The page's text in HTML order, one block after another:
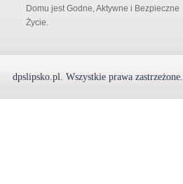
Domu jest Godne, Aktywne i Bezpieczne
Życie.
dpslipsko.pl. Wszystkie prawa zastrzeżone.